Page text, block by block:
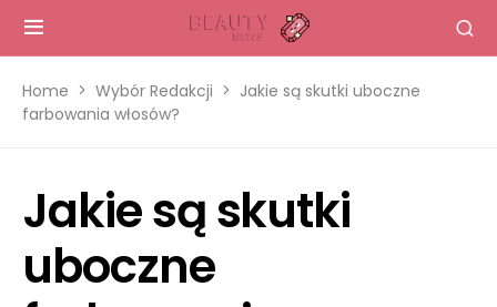
Home Wybór Redakcji
Jakie są skutki uboczne
farbowania włosów?
Jakie są skutki
uboczne